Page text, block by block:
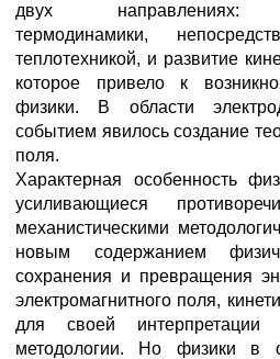
двух направлениях:
термодинамики,
теплотехникой, и развитие
которое привело к
физики. В области
событием явилось создание
поля.
Характерная особенность
усиливающиеся
механистическими
новым содержанием
сохранения и превращения
электромагнитного поля,
для своей
методологии. Но физики в